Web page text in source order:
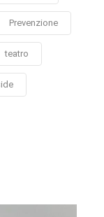
Prevenzione
teatro